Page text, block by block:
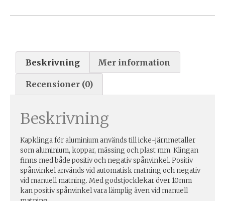
Beskrivning Mer information
Recensioner (0)
Beskrivning
Kapklinga för aluminium används till icke-järnmetaller
som aluminium, koppar, mässing och plast mm. Klingan
finns med både positiv och negativ spånvinkel. Positiv
spånvinkel används vid automatisk matning och negativ
vid manuell matning. Med godstjocklekar över 10mm
kan positiv spånvinkel vara lämplig även vid manuell